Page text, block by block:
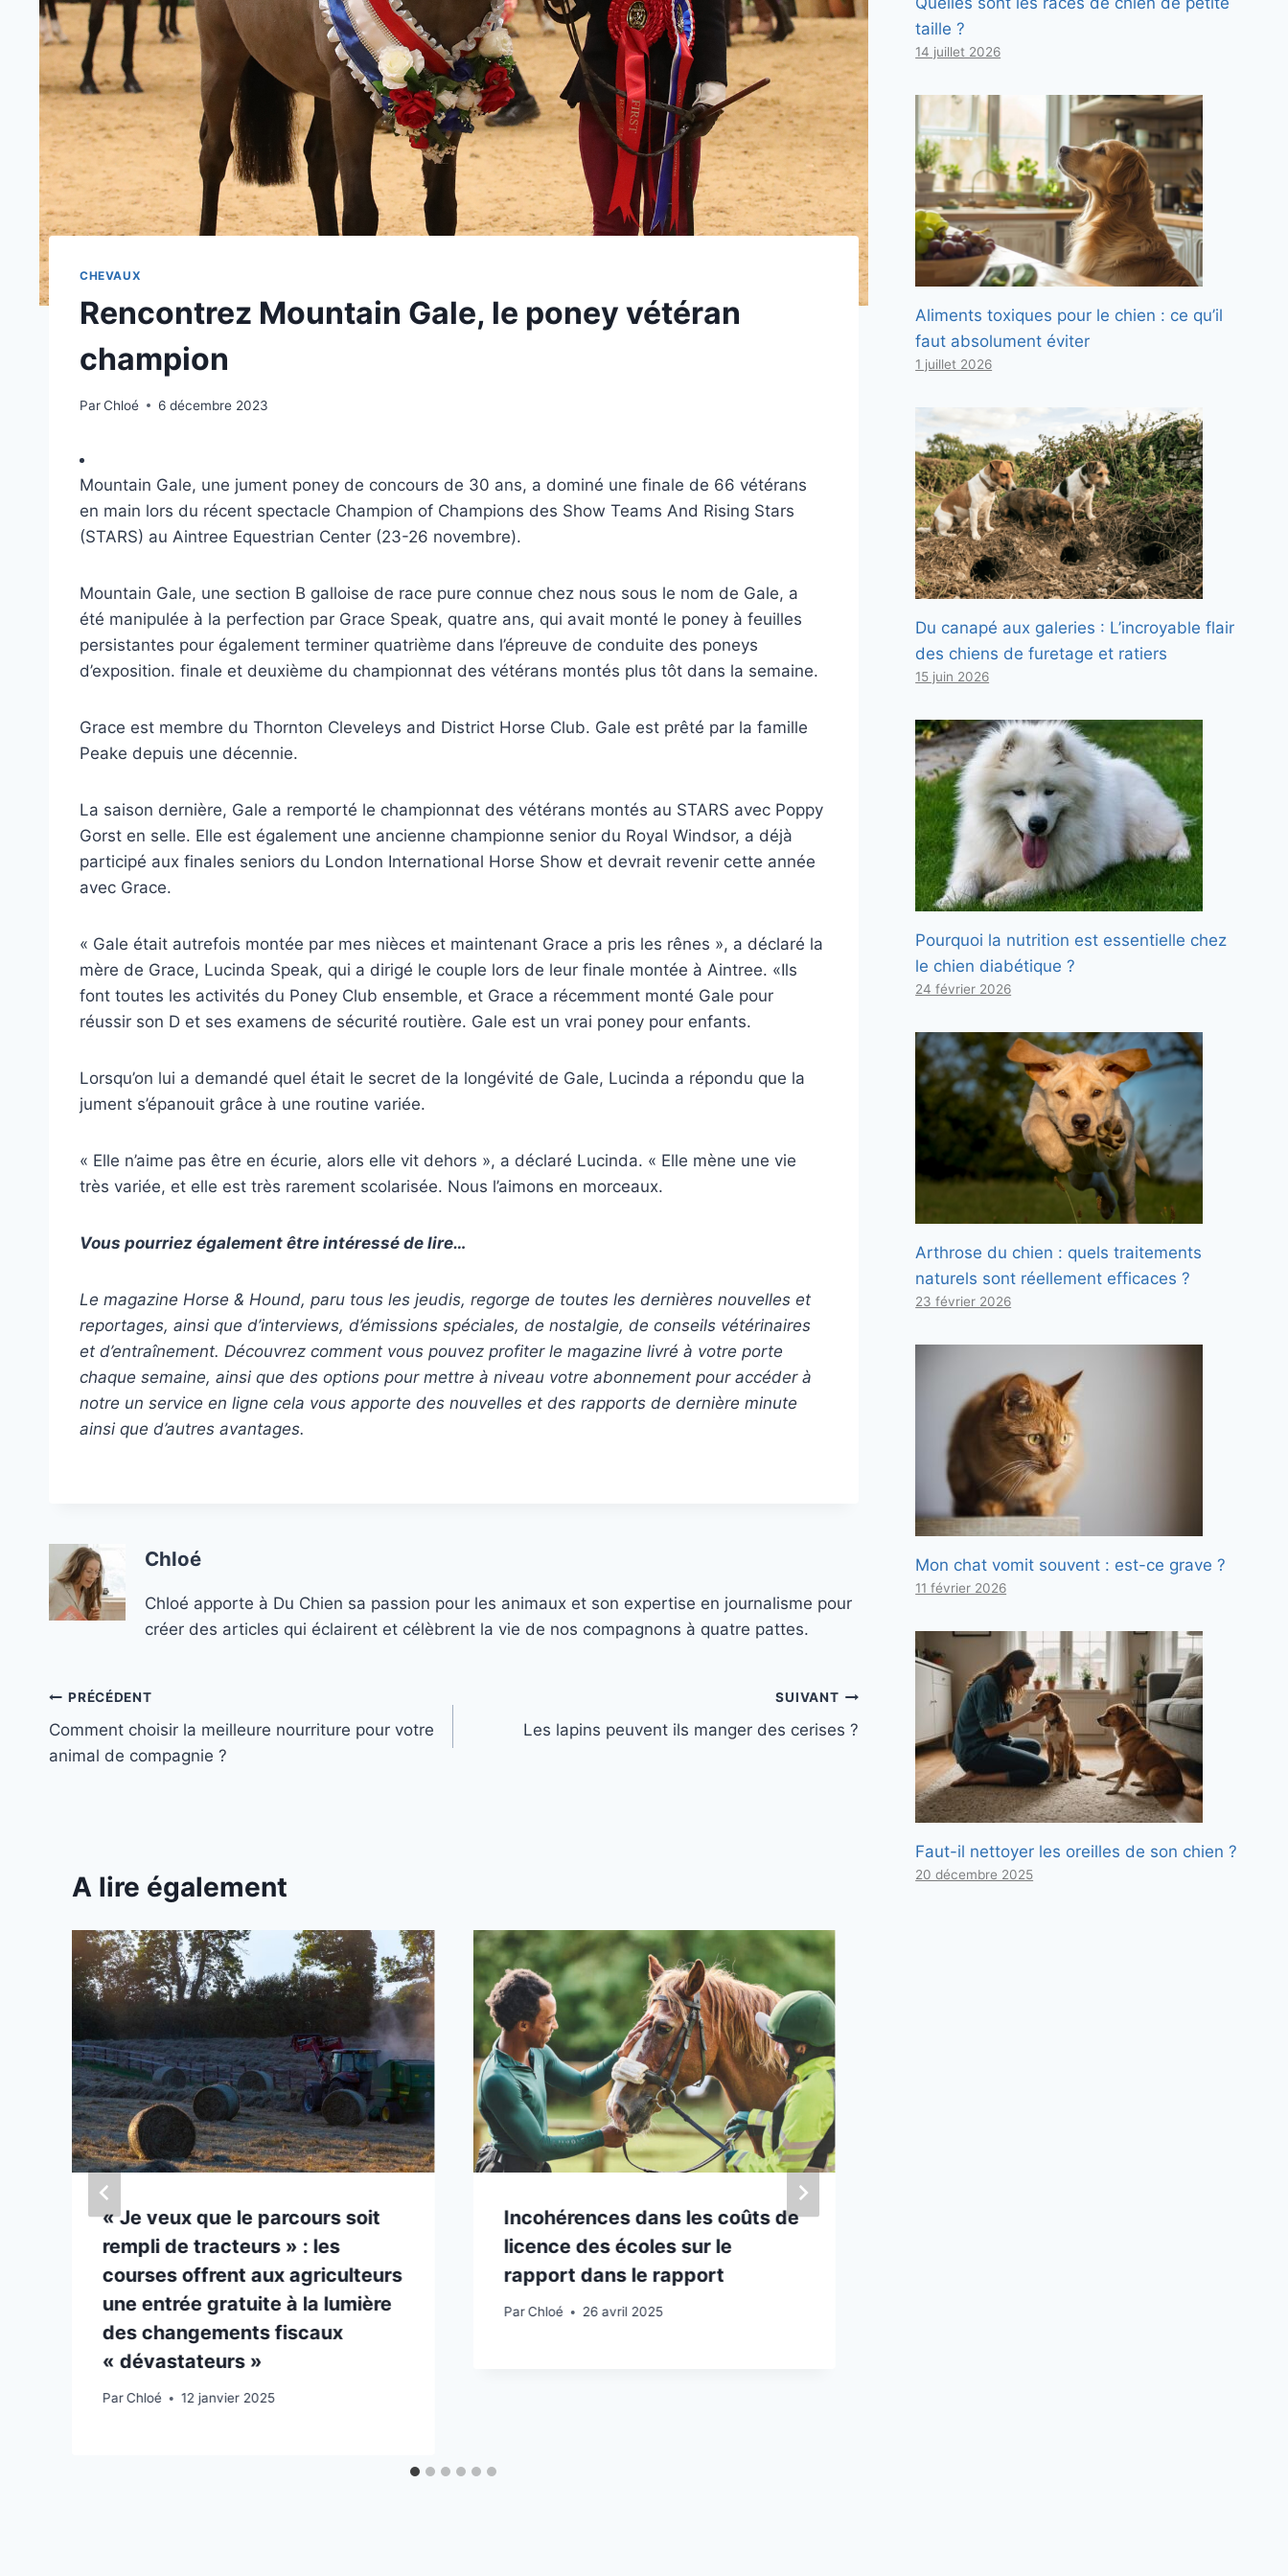
CHEVAUX
Rencontrez Mountain Gale, le poney vétéran
champion
ParChloé 6 décembre 2023
Mountain Gale, une jument poney de concours de 30 ans, a dominé une finale de 66 vétérans
en main lors du récent spectacle Champion of Champions des Show Teams And Rising Stars
(STARS) au Aintree Equestrian Center (23-26 novembre).
Mountain Gale, une section B galloise de race pure connue chez nous sous le nom de Gale, a
été manipulée à la perfection par Grace Speak, quatre ans, qui avait monté le poney à feuilles
persistantes pour également terminer quatrième dans l’épreuve de conduite des poneys
d’exposition. finale et deuxième du championnat des vétérans montés plus tôt dans la semaine.
Grace est membre du Thornton Cleveleys and District Horse Club. Gale est prêté par la famille
Peake depuis une décennie.
La saison dernière, Gale a remporté le championnat des vétérans montés au STARS avec Poppy
Gorst en selle. Elle est également une ancienne championne senior du Royal Windsor, a déjà
participé aux finales seniors du London International Horse Show et devrait revenir cette année
avec Grace.
« Gale était autrefois montée par mes nièces et maintenant Grace a pris les rênes », a déclaré la
mère de Grace, Lucinda Speak, qui a dirigé le couple lors de leur finale montée à Aintree. «Ils
font toutes les activités du Poney Club ensemble, et Grace a récemment monté Gale pour
réussir son D et ses examens de sécurité routière. Gale est un vrai poney pour enfants.
Lorsqu’on lui a demandé quel était le secret de la longévité de Gale, Lucinda a répondu que la
jument s’épanouit grâce à une routine variée.
« Elle n’aime pas être en écurie, alors elle vit dehors », a déclaré Lucinda. « Elle mène une vie
très variée, et elle est très rarement scolarisée. Nous l’aimons en morceaux.
Vous pourriez également être intéressé de lire…
Le magazine Horse & Hound, paru tous les jeudis, regorge de toutes les dernières nouvelles et
reportages, ainsi que d’interviews, d’émissions spéciales, de nostalgie, de conseils vétérinaires
et d’entraînement. Découvrez comment vous pouvez profiter le magazine livré à votre porte
chaque semaine, ainsi que des options pour mettre à niveau votre abonnement pour accéder à
notre un service en ligne cela vous apporte des nouvelles et des rapports de dernière minute
ainsi que d’autres avantages.
Chloé
Chloé apporte à Du Chien sa passion pour les animaux et son expertise en journalisme pour
créer des articles qui éclairent et célèbrent la vie de nos compagnons à quatre pattes.
Navigation
de
PRÉCÉDENT
Comment choisir la meilleure nourriture pour votre
animal de compagnie ?
SUIVANT
Les lapins peuvent ils manger des cerises ?
A lire également
« Je veux que le parcours soit
rempli de tracteurs » : les
courses offrent aux agriculteurs
une entrée gratuite à la lumière
des changements fiscaux
« dévastateurs »
ParChloé 12 janvier 2025
Incohérences dans les coûts de
licence des écoles sur le
rapport dans le rapport
Par Chloé 26 avril 2025
taille ?
14 juillet 2026
Aliments toxiques pour le chien : ce qu’il
faut absolument éviter
1 juillet 2026
Du canapé aux galeries : L’incroyable flair
des chiens de furetage et ratiers
15 juin 2026
Pourquoi la nutrition est essentielle chez
le chien diabétique ?
24 février 2026
Arthrose du chien : quels traitements
naturels sont réellement efficaces ?
23 février 2026
Mon chat vomit souvent : est-ce grave ?
11 février 2026
Faut-il nettoyer les oreilles de son chien ?
20 décembre 2025